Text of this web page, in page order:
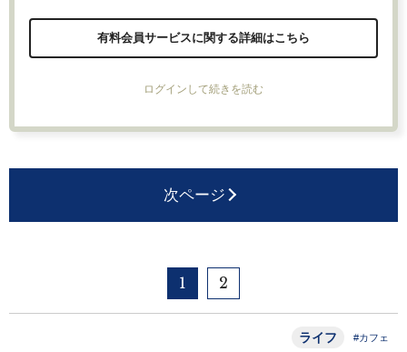
有料会員サービスに関する詳細はこちら
ログインして続きを読む
次ページ
1 2
ライフ #カフェ